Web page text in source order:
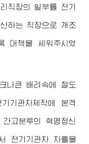
직장의 일부를 전기
하는 직장으로 개조
대책을 세워주시였
나큰 배려속에 철도
기관차제작에 본격
고분투의 혁명정신
전기기관차 차틀을